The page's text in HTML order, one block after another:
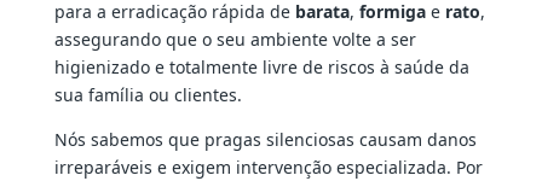
para a erradicação rápida de barata, formigae rato,
assegurando que o seu ambiente volte a ser
higienizado e totalmente livre de riscos à saúde da
sua família ou clientes.
Nós sabemos que pragas silenciosas causam danos
irreparáveis e exigem intervenção especializada. Por